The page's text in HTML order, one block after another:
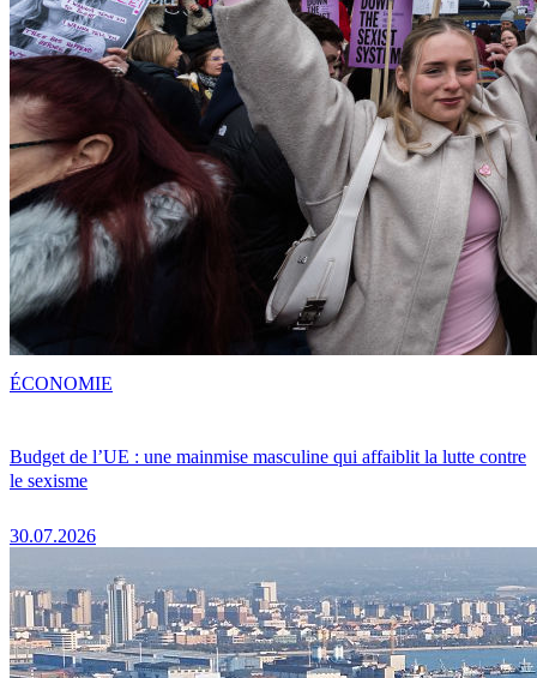
Budget de l’UE : une mainmise masculine qui affaiblit la lutte contre
le sexisme
30.07.2026
ÉCONOMIE